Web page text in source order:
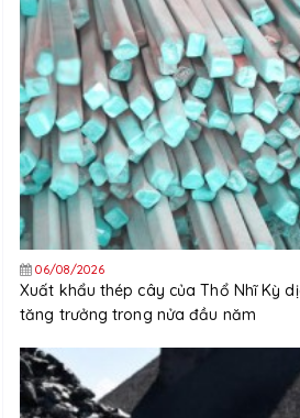
06/08/2026
Xuất khẩu thép cây của Thổ Nhĩ Kỳ
tăng trưởng trong nửa đầu năm